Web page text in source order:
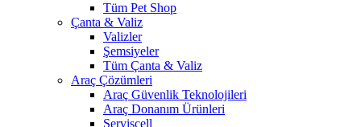
Tüm Pet Shop
Çanta & Valiz
Valizler
Şemsiyeler
Tüm Çanta & Valiz
Araç Çözümleri
Araç Güvenlik Teknolojileri
Araç Donanım Ürünleri
Serviscell